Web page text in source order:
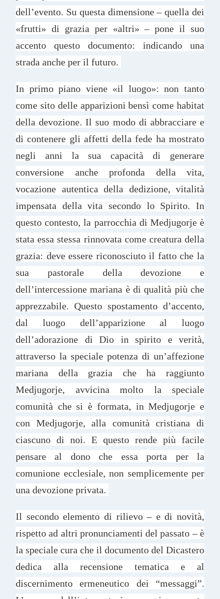
dell’evento. Su questa dimensione – quella dei
«frutti» di grazia per «altri» – pone il suo
accento questo documento: indicando una
strada anche per il futuro.
In primo piano viene «il luogo»: non tanto
come sito delle apparizioni bensì come habitat
della devozione. Il suo modo di abbracciare e
di contenere gli affetti della fede ha mostrato
negli anni la sua capacità di generare
conversione anche profonda della vita,
vocazione autentica della dedizione, vitalità
impensata della vita secondo lo Spirito. In
questo contesto, la parrocchia di Medjugorje è
stata essa stessa rinnovata come creatura della
grazia: deve essere riconosciuto il fatto che la
sua pastorale della devozione e
dell’intercessione mariana è di qualità più che
apprezzabile. Questo spostamento d’accento,
dal luogo dell’apparizione al luogo
dell’adorazione di Dio in spirito e verità,
attraverso la speciale potenza di un’affezione
mariana della grazia che ha raggiunto
Medjugorje, avvicina molto la speciale
comunità che si è formata, in Medjugorje e
con Medjugorje, alla comunità cristiana di
ciascuno di noi. E questo rende più facile
pensare al dono che essa porta per la
comunione ecclesiale, non semplicemente per
una devozione privata.
Il secondo elemento di rilievo – e di novità,
rispetto ad altri pronunciamenti del passato – è
la speciale cura che il documento del Dicastero
dedica alla recensione tematica e al
discernimento ermeneutico dei “messaggi”.